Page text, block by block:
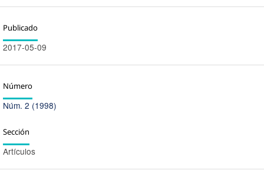
Publicado
2017-05-09
Número
Núm. 2 (1998)
Sección
Artículos